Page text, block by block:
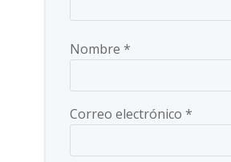
Nombre *
Correo electrónico *